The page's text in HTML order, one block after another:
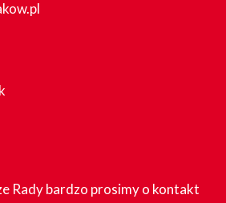
Rady bardzo prosimy o kontakt